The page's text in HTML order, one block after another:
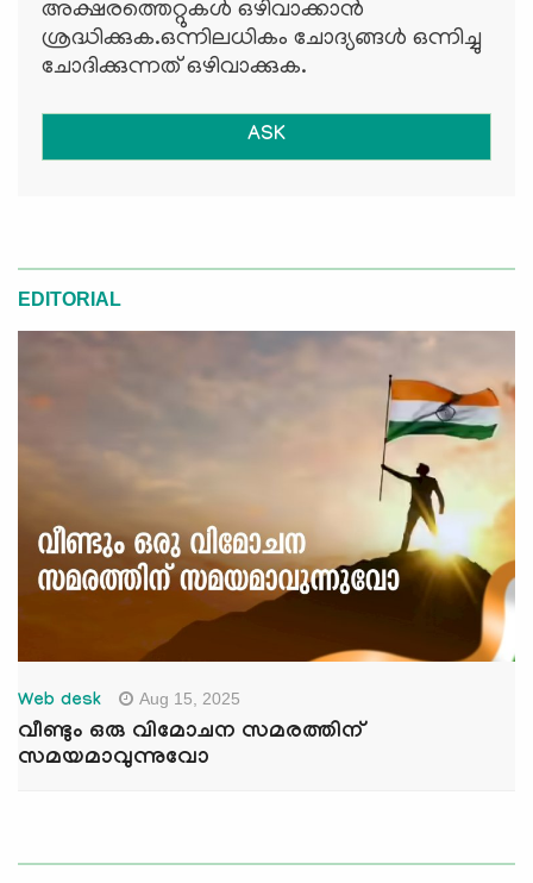
അക്ഷരത്തെറ്റുകള്‍ ഒഴിവാക്കാന്‍
ശ്രദ്ധിക്കുക.ഒന്നിലധികം ചോദ്യങ്ങള്‍ ഒന്നിച്ചു
ചോദിക്കുന്നത് ഒഴിവാക്കുക.
ASK
EDITORIAL
Web desk Aug 15, 2025
വീണ്ടും ഒരു വിമോചന സമരത്തിന്
സമയമാവുന്നുവോ